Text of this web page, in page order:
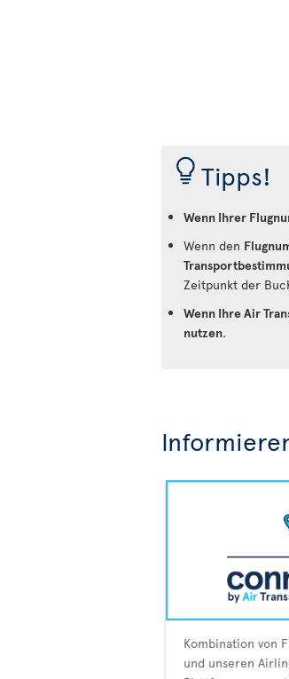
Tipps!
Wenn Ihrer
Wenn den
Zeitpunkt der
Wenn Ihre Air
nutzen.
Kombination von
und unseren